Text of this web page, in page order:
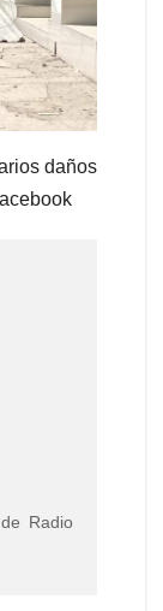
daños
Radio